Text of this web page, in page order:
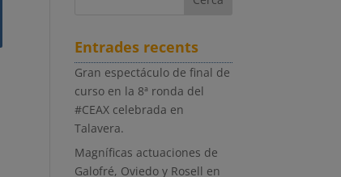
Entrades recents
Gran espectáculo de final de
curso en la 8ª ronda del
#CEAX celebrada en
Talavera.
Magníficas actuaciones de
Galofré, Oviedo y Rosell en